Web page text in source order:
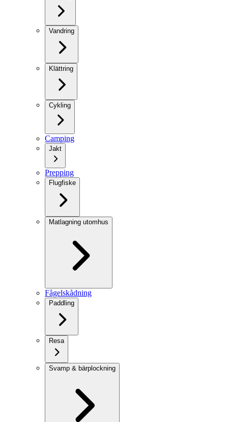
Vandring
Klättring
Cykling
Camping
Jakt
Prepping
Flugfiske
Matlagning utomhus
Fågelskådning
Paddling
Resa
Svamp & bärplockning